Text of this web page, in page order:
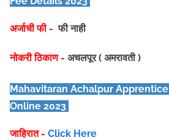
अर्जाची फी - फी नाही
नोकरी ठिकाण - अचलपूर ( अमरावती )
Mahavitaran Achalpur Apprentice
Online 2023
जाहिरात - Click Here